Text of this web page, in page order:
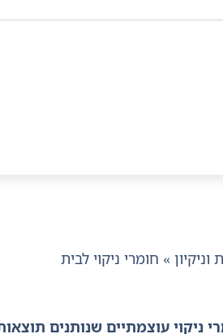
וניקיון » חומרי ניקוי לבית
ניקוי עוצמתיים שנותנים